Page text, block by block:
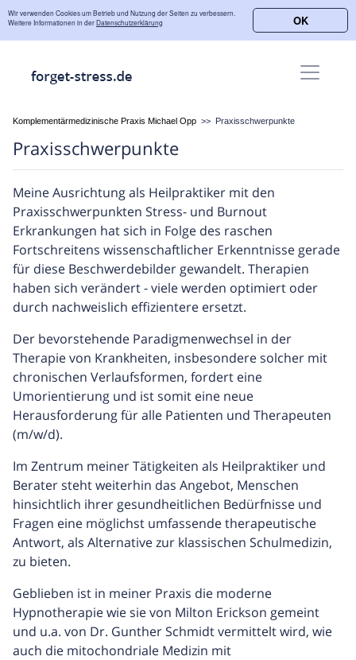
OK
Wir verwenden Cookies um Betrieb und Nutzung der Seiten zu verbessern.
Weitere Informationen in derDatenschutzerklärung
Komplementärmedizinische Praxis Michael Opp >> Praxisschwerpunkte
Praxisschwerpunkte
Meine Ausrichtung als Heilpraktiker mit den
Praxisschwerpunkten Stress- und Burnout
Erkrankungen hat sich in Folge des raschen
Fortschreitens wissenschaftlicher Erkenntnisse gerade
für diese Beschwerdebilder gewandelt. Therapien
haben sich verändert - viele werden optimiert oder
durch nachweislich effizientere ersetzt.
Der bevorstehende Paradigmenwechsel in der
Therapie von Krankheiten, insbesondere solcher mit
chronischen Verlaufsformen, fordert eine
Umorientierung und ist somit eine neue
Herausforderung für alle Patienten und Therapeuten
(m/w/d).
Im Zentrum meiner Tätigkeiten als Heilpraktiker und
Berater steht weiterhin das Angebot, Menschen
hinsichtlich ihrer gesundheitlichen Bedürfnisse und
Fragen eine möglichst umfassende therapeutische
Antwort, als Alternative zur klassischen Schulmedizin,
zu bieten.
Geblieben ist in meiner Praxis die moderne
Hypnotherapie wie sie von Milton Erickson gemeint
und u.a. von Dr. Gunther Schmidt vermittelt wird, wie
auch die mitochondriale Medizin mit